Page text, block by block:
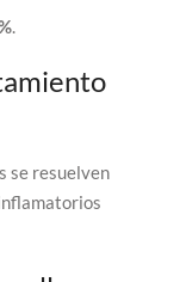
.
se resuelven